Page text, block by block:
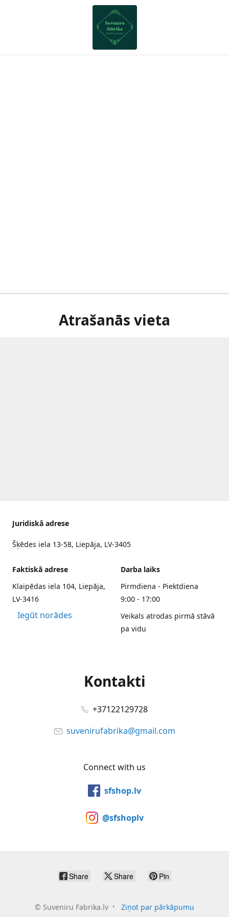
Atrašanās vieta
Juridiskā adrese
Šķēdes iela 13-58, Liepāja, LV-3405
Faktiskā adrese
Klaipēdas iela 104, Liepāja,
LV-3416
Iegūt norādes
Darba laiks
Pirmdiena - Piektdiena
9:00 - 17:00
Veikals atrodas pirmā stāvā
pa vidu
Kontakti
+37122129728
suvenirufabrika@gmail.com
Connect with us
sfshop.lv
@sfshoplv
Share Share Pin
© Suveniru Fabrika.lv Ziņot par pārkāpumu